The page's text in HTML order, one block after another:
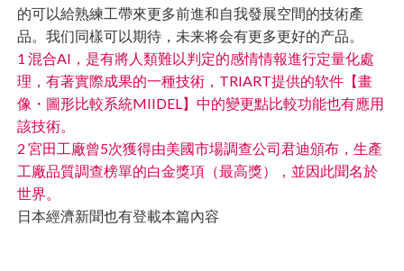
的可以給熟練工帶來更多前進和自我發展空間的技術產
品。我们同樣可以期待，未来将会有更多更好的产品。
1 混合AI，是有將人類難以判定的感情情報進行定量化處
理，有著實際成果的一種技術，TRIART提供的软件【畫
像・圖形比較系統MIIDEL】中的變更點比較功能也有應用
該技術。
2 宮田工廠曾5次獲得由美國市場調查公司君迪頒布，生產
工廠品質調查榜單的白金獎項（最高獎），並因此聞名於
世界。
日本經濟新聞也有登載本篇內容